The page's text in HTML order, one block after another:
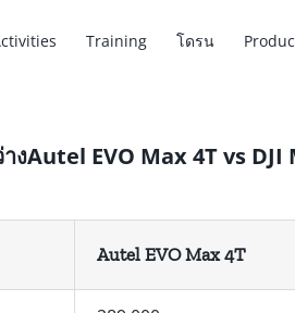
Training โดรน
งAutel EVO Max 4T vs DJI
Autel EVO Max 4T